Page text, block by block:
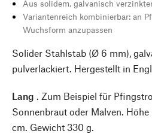
Aus solidem, galvanisch
Variantenreich kombinierbar: an
Wuchsform anzupassen
Solider Stahlstab (Ø 6 mm),
pulverlackiert. Hergestellt in
Lang . Zum Beispiel für
Sonnenbraut oder Malven.
cm. Gewicht 330 g.